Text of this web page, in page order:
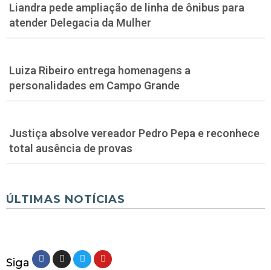
Liandra pede ampliação de linha de ônibus para
atender Delegacia da Mulher
Luiza Ribeiro entrega homenagens a
personalidades em Campo Grande
Justiça absolve vereador Pedro Pepa e reconhece
total ausência de provas
ÚLTIMAS NOTÍCIAS
Siga